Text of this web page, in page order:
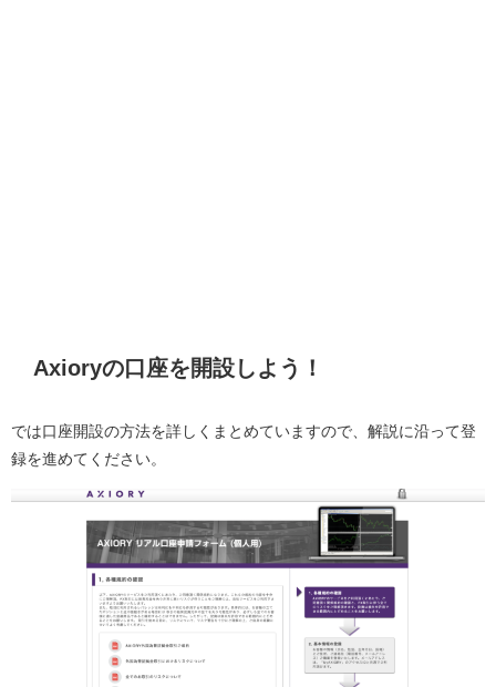
Axioryの口座を開設しよう！
では口座開設の方法を詳しくまとめていますので、解説に沿って登
録を進めてください。